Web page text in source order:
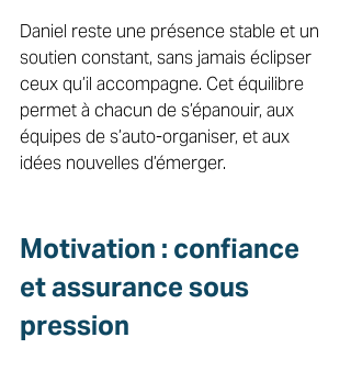
Daniel reste une présence stable et un
soutien constant, sans jamais éclipser
ceux qu’il accompagne. Cet équilibre
permet à chacun de s’épanouir, aux
équipes de s’auto-organiser, et aux
idées nouvelles d’émerger.
Motivation : confiance
et assurance sous
pression